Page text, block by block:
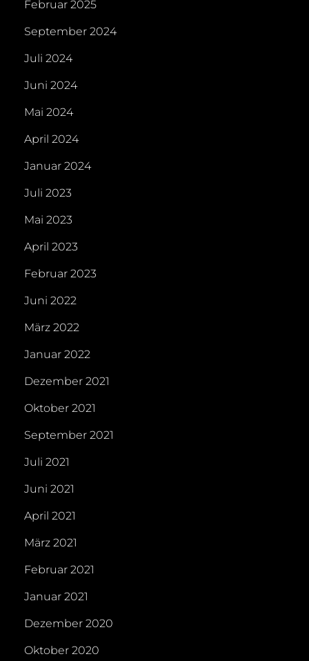
Februar 2025
September 2024
Juli 2024
Juni 2024
Mai 2024
April 2024
Januar 2024
Juli 2023
Mai 2023
April 2023
Februar 2023
Juni 2022
März 2022
Januar 2022
Dezember 2021
Oktober 2021
September 2021
Juli 2021
Juni 2021
April 2021
März 2021
Februar 2021
Januar 2021
Dezember 2020
Oktober 2020